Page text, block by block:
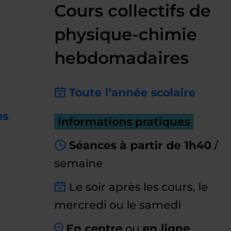
Cours collectifs de
physique-chimie
hebdomadaires
Toute l’année scolaire
Informations pratiques
Séances à partir de 1h40 /
semaine
Le soir après les cours, le
mercredi ou le samedi